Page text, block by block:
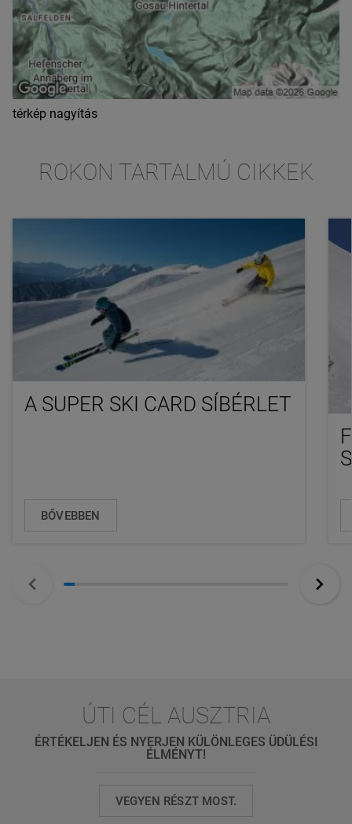
térkép nagyítás
ROKON TARTALMÚ CIKKEK
A SUPER SKI CARD SÍBÉRLET
BŐVEBBEN
ÚTI CÉL AUSZTRIA
ÉRTÉKELJEN ÉS NYERJEN KÜLÖNLEGES ÜDÜLÉSI
ÉLMÉNYT!
VEGYEN RÉSZT MOST.